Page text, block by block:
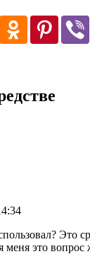
Это
меня это